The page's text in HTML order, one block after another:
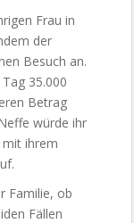
Frau in
der
Besuch an.
35.000
Betrag
würde ihr
mit ihrem
Familie, ob
Fällen